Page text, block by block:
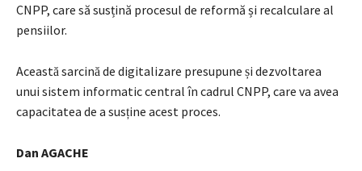
CNPP, care să susțină procesul de reformă și recalculare al
pensiilor.
Această sarcină de digitalizare presupune și dezvoltarea
unui sistem informatic central în cadrul CNPP, care va avea
capacitatea de a susține acest proces.
Dan AGACHE